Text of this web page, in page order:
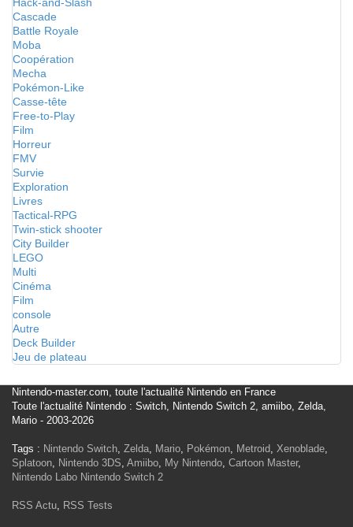
Cascade
Battle Royale
Moba
Coopération
Mecha
Pokémon-Like
Casse-tête
Free-to-Play
Film
Horreur
FMV
Survie
Exploration
Livres
Tactical-RPG
Twin-stick shooter
City Builder
LEGO
Multi
Cinéma
Film
console
Autre
Deck Builder
Jeu de plateau
Nintendo-master.com, toute l'actualité Nintendo en France
Toute l'actualité Nintendo : Switch, Nintendo Switch 2, amiibo, Zelda,
Mario - 2003-2026
Tags : Nintendo Switch, Zelda, Mario, Pokémon, Metroid, Xenoblade,
Splatoon, Nintendo 3DS, Amiibo, My Nintendo, Cartoon Master,
Nintendo Labo Nintendo Switch 2
RSS Actu, RSS Tests